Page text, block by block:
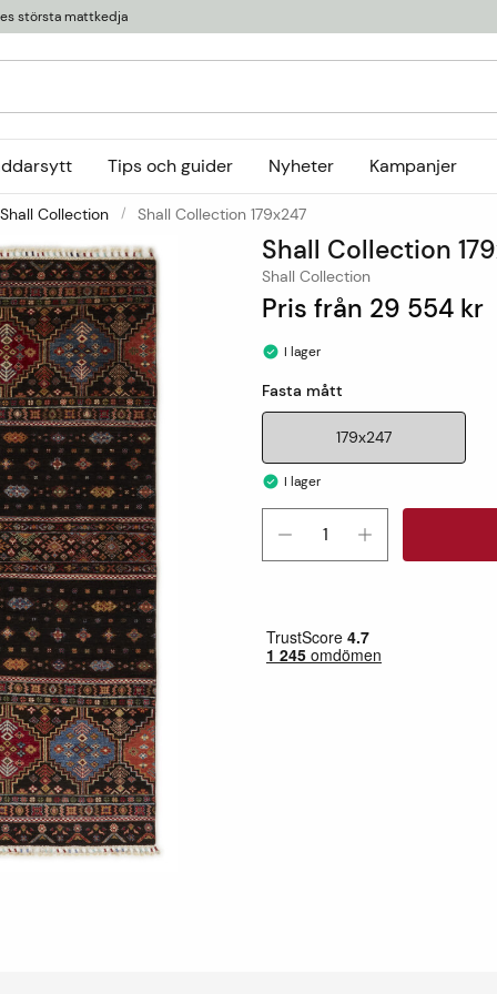
största mattkedja
Ryamattor
Röllakanmattor
Trasmattor
Ullmattor
Utemattor
Viskosmattor
Tillbehör
Kollektioner
InHouse Group
Öglade mattor
Tips och guider Nyheter Kampanjer
Shall Collection Shall Collection 179x247
Shall Collection
Shall Collection
Pris från 29 554 kr
I lager
Fasta mått
179x247
I lager